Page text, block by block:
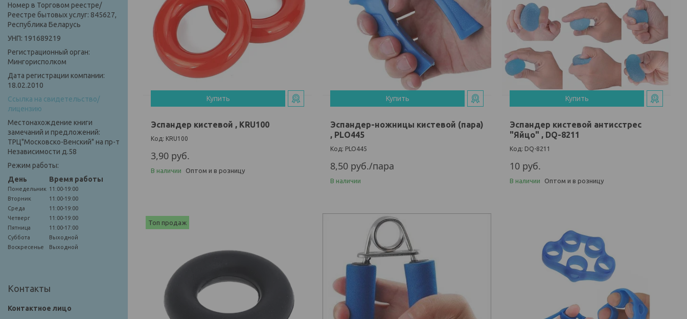
Купить
Эспандер кистевой , KRU100
KRU100
3,90 руб.
В наличии Оптом и в розницу
Купить
Эспандер-ножницы кистевой (пара)
, PLO445
PLO445
8,50 руб./пара
В наличии
Купить
Эспандер кистевой антисстрес
"Яйцо" , DQ-8211
DQ-8211
10 руб.
В наличии Оптом и в розницу
Топ продаж
Номер в Торговом реестре/
Реестре бытовых услуг: 845627,
Республика Беларусь
УНП: 191689219
Регистрационный орган:
Мингорисполком
Дата регистрации компании:
18.02.2010
Ссылка на свидетельство/
лицензию
Местонахождение книги
замечаний и предложений:
ТРЦ"Московско-Венский" на пр-т
Независимости д.58
Режим работы:
День
Время работы
Понедельник 11:00-19:00
Вторник
11:00-19:00
Среда
11:00-19:00
Четверг
11:00-19:00
Пятница
11:00-17:00
Суббота
Выходной
Воскресенье
Выходной
Контакты